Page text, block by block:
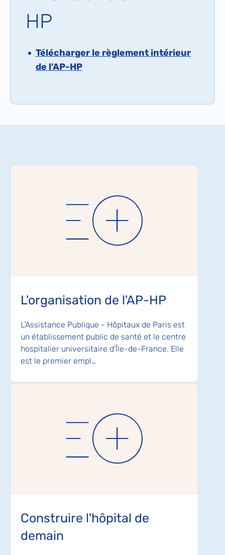
HP
Télécharger le règlement intérieur
de l'AP-HP
L'organisation de l'AP-HP
L’Assistance Publique - Hôpitaux de Paris est
un établissement public de santé et le centre
hospitalier universitaire d'Île-de-France. Elle
est le premier empl…
Construire l'hôpital de
demain